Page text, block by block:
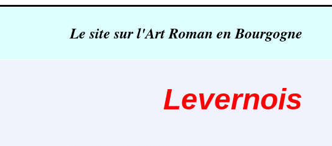
Le site sur l'Art Roman en Bourgogne
Levernois